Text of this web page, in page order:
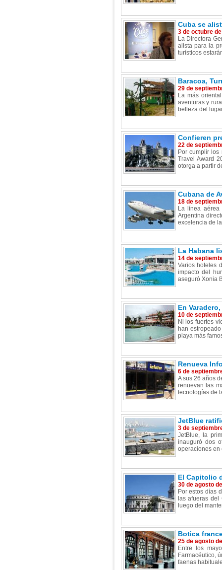
Cuba se
3 de octubre
La Directora
alista para la
turísticos
Baracoa,
29 de
La más
aventuras y
belleza del
Confieren
22 de
Por cumplir
Travel Award
otorga a partir
Cubana de
18 de
La línea
Argentina
excelencia de
La Habana
14 de
Varios hoteles
impacto del
aseguró Xonia
En
10 de
Ni los fuertes
han
playa más
Renueva
6 de
A sus 26 años
renuevan las
tecnologías de
JetBlue
3 de
JetBlue, la
inauguró dos
operaciones en
El Capitolio
30 de agosto
Por estos días
las afueras
luego del
Botica
25 de agosto
Entre los
Farmacéutico,
faenas